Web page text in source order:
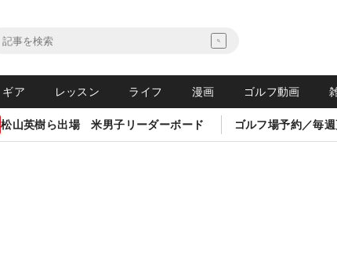
ギア レッスン ライフ 漫画 ゴルフ動画
松山英樹ら出場 米男子リーダーボード ゴルフ場予約／毎